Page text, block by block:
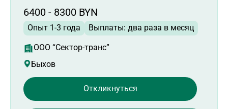
6400 - 8300 BYN
Опыт 1-3 года Выплаты: два раза в месяц
ООО “Сектор-транс”
Быхов
Откликнуться